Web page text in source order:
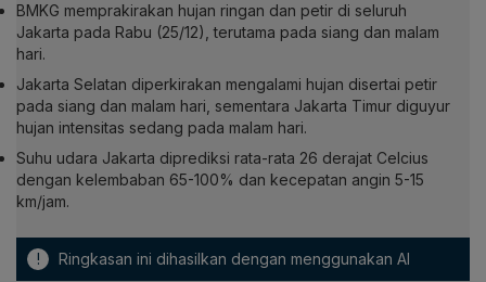
BMKG memprakirakan hujan ringan dan petir di seluruh
Jakarta pada Rabu (25/12), terutama pada siang dan malam
hari.
Jakarta Selatan diperkirakan mengalami hujan disertai petir
pada siang dan malam hari, sementara Jakarta Timur diguyur
hujan intensitas sedang pada malam hari.
Suhu udara Jakarta diprediksi rata-rata 26 derajat Celcius
dengan kelembaban 65-100% dan kecepatan angin 5-15
km/jam.
! Ringkasan ini dihasilkan dengan menggunakan AI